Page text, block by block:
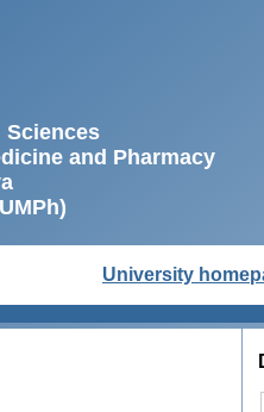
and Pharmacy
University